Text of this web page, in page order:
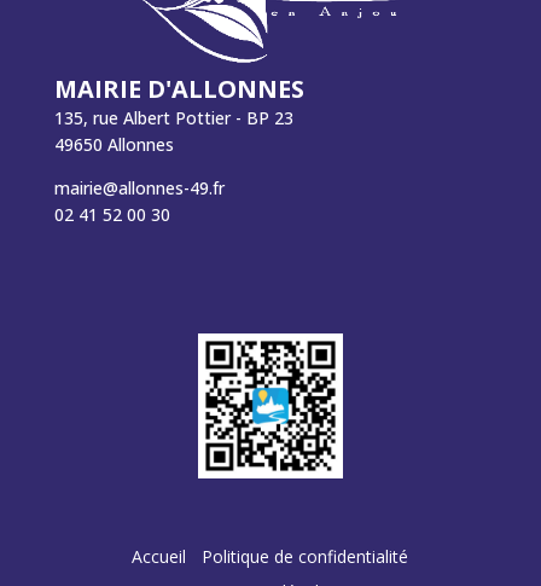
MAIRIE D'ALLONNES
135, rue Albert Pottier - BP 23
49650 Allonnes
mairie@allonnes-49.fr
02 41 52 00 30
Accueil
Politique de confidentialité